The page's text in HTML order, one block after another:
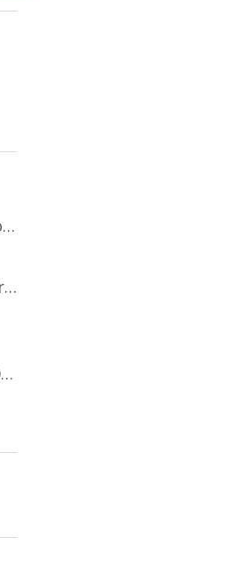
Solight nabíjacie LED svietidlo, 600lm, 2200mAh Li-Ion, USB nabíjanie [WN22]
LED nabíjateľná čelovka Supfire HL06, 3 módy + SOS + senzor, nabíjanie cez Micro-USB, 5W, 500lm, 300m
LED pracovné svetlo 30W, 2600LM, 12V/24V, IP67/2-PACK! [LB0087]